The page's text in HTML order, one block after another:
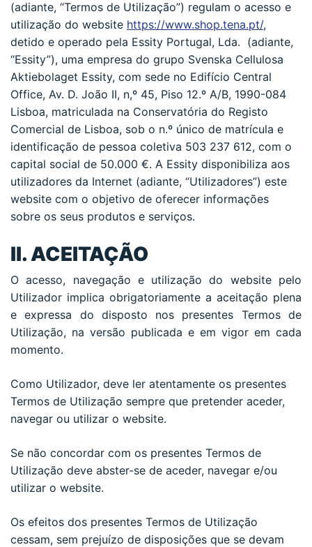
(adiante, “Termos de Utilização”) regulam o acesso e
utilização do website https://www.shop.tena.pt/,
detido e operado pela Essity Portugal, Lda. (adiante,
“Essity”), uma empresa do grupo Svenska Cellulosa
Aktiebolaget Essity, com sede no Edifício Central
Office, Av. D. João II, n,º 45, Piso 12.º A/B, 1990-084
Lisboa, matriculada na Conservatória do Registo
Comercial de Lisboa, sob o n.º único de matrícula e
identificação de pessoa coletiva 503 237 612, com o
capital social de 50.000 €. A Essity disponibiliza aos
utilizadores da Internet (adiante, “Utilizadores”) este
website com o objetivo de oferecer informações
sobre os seus produtos e serviços.
II. ACEITAÇÃO
O acesso, navegação e utilização do website pelo
Utilizador implica obrigatoriamente a aceitação plena
e expressa do disposto nos presentes Termos de
Utilização, na versão publicada e em vigor em cada
momento.
Como Utilizador, deve ler atentamente os presentes
Termos de Utilização sempre que pretender aceder,
navegar ou utilizar o website.
Se não concordar com os presentes Termos de
Utilização deve abster-se de aceder, navegar e/ou
utilizar o website.
Os efeitos dos presentes Termos de Utilização
cessam, sem prejuízo de disposições que se devam